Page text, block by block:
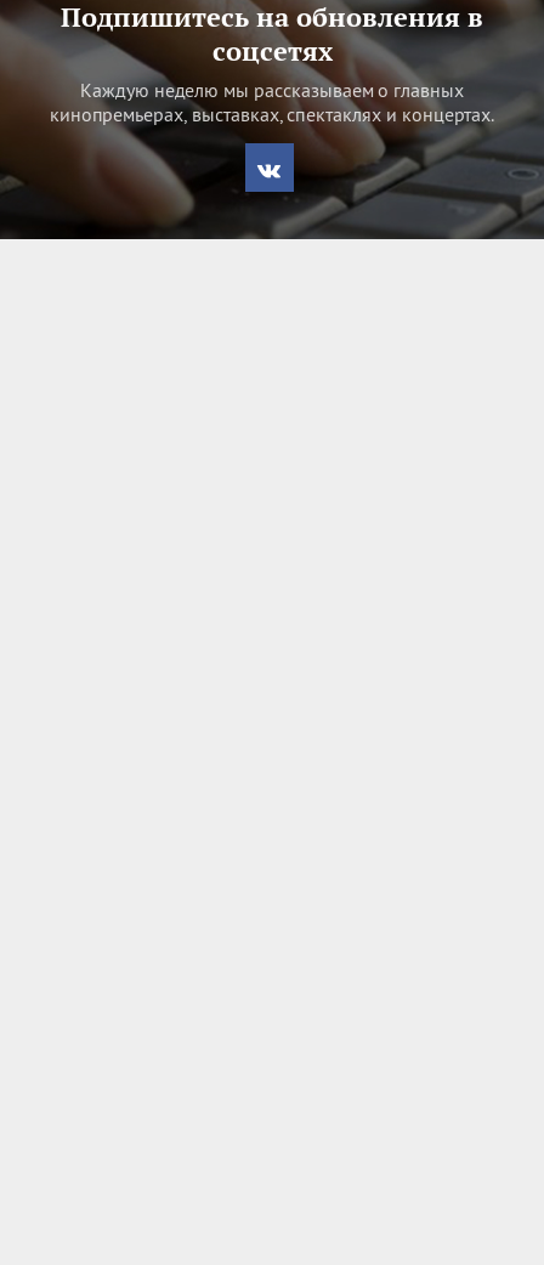
Подпишитесь на обновления в
соцсетях
Каждую неделю мы рассказываем о главных
кинопремьерах, выставках, спектаклях и концертах.